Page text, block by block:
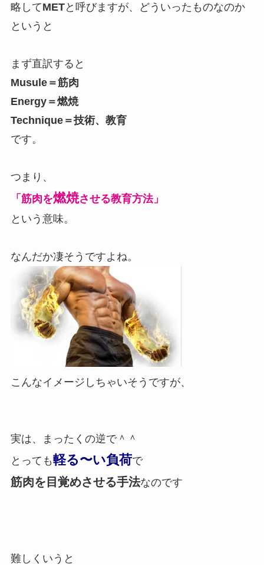
略してMETと呼びますが、どういったものなのか
というと
まず直訳すると
Musule＝筋肉
Energy＝燃焼
Technique＝技術、教育
です。
つまり、
「筋肉を燃焼させる教育方法」
という意味。
なんだか凄そうですよね。
こんなイメージしちゃいそうですが、
実は、まったくの逆で＾＾
とっても軽る〜い負荷で
筋肉を目覚めさせる手法なのです
難しくいうと